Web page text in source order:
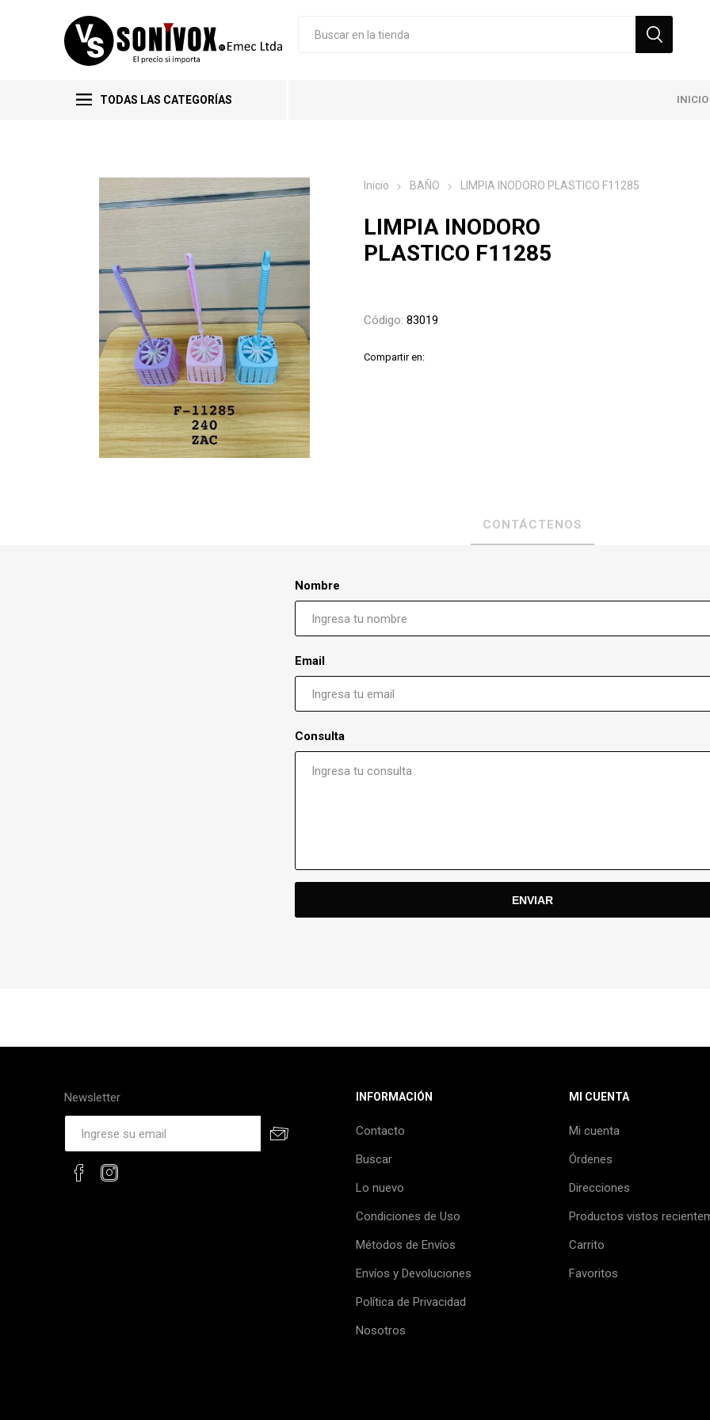
TODAS LAS CATEGORÍAS INICIO
Inicio BAÑO LIMPIA INODORO PLASTICO F11285
LIMPIA INODORO
PLASTICO F11285
Código: 83019
Compartir en:
CONTÁCTENOS
Nombre
Email
Consulta
Newsletter INFORMACIÓN
Contacto
Buscar
Lo nuevo
Condiciones de Uso
Métodos de Envíos
Envíos y Devoluciones
Política de Privacidad
Nosotros
MI CUENTA
Mi cuenta
Órdenes
Direcciones
Productos vistos
Carrito
Favoritos